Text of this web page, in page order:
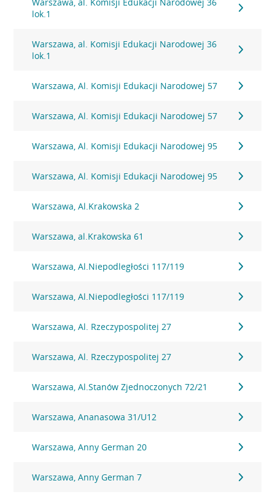
lok.1
Warszawa, al. Komisji Edukacji Narodowej 36
lok.1
Warszawa, Al. Komisji Edukacji Narodowej 57
Warszawa, Al. Komisji Edukacji Narodowej 57
Warszawa, Al. Komisji Edukacji Narodowej 95
Warszawa, Al. Komisji Edukacji Narodowej 95
Warszawa, Al.Krakowska 2
Warszawa, al.Krakowska 61
Warszawa, Al.Niepodległości 117/119
Warszawa, Al.Niepodległości 117/119
Warszawa, Al. Rzeczypospolitej 27
Warszawa, Al. Rzeczypospolitej 27
Warszawa, Al.Stanów Zjednoczonych 72/21
Warszawa, Ananasowa 31/U12
Warszawa, Anny German 20
Warszawa, Anny German 7